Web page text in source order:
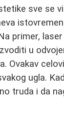
sve se
primer,
u
Ovakav
ugla.
truda i da